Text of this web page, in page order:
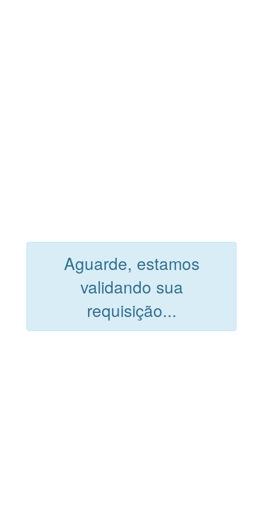
Aguarde, estamos
validando sua
requisição...